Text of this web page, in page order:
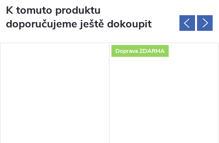
K tomuto produktu
doporučujeme ještě dokoupit
Doprava ZDARMA